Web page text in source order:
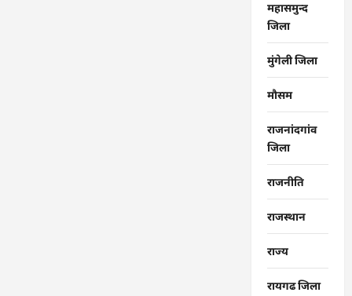
महासमुन्द
जिला
मुंगेली जिला
मौसम
राजनांदगांव
जिला
राजनीति
राजस्थान
राज्‍य
रायगढ जिला